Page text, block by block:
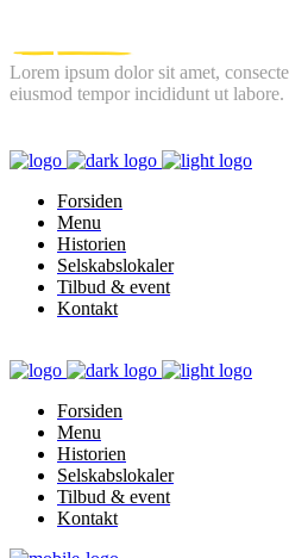
Lorem ipsum dolor sit amet,
eiusmod tempor incididunt ut labore.
Forsiden
Menu
Historien
Selskabslokaler
Tilbud & event
Kontakt
Forsiden
Menu
Historien
Selskabslokaler
Tilbud & event
Kontakt